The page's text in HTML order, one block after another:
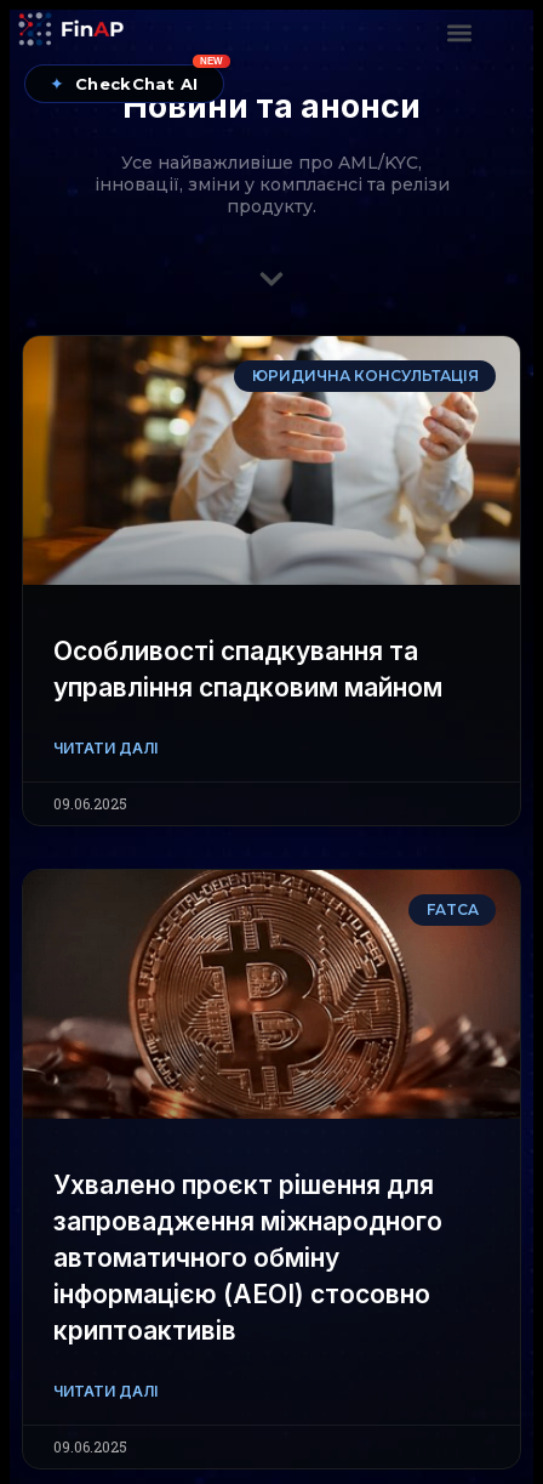
✦ CheckChat AI
NEW
Новини та анонси
Усе найважливіше про AML/KYC,
інновації, зміни у комплаєнсі та релізи
продукту.
ЮРИДИЧНА КОНСУЛЬТАЦІЯ
Особливості спадкування та
управління спадковим майном
ЧИТАТИ ДАЛІ
09.06.2025
FATCA
Ухвалено проєкт рішення для
запровадження міжнародного
автоматичного обміну
інформацією (АEOI) стосовно
криптоактивів
ЧИТАТИ ДАЛІ
09.06.2025